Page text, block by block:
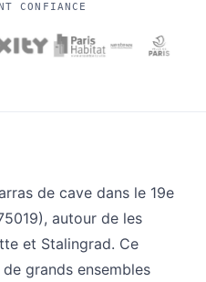
CONFIANCE
de cave dans le 19e
autour de les
et Stalingrad. Ce
grands ensembles